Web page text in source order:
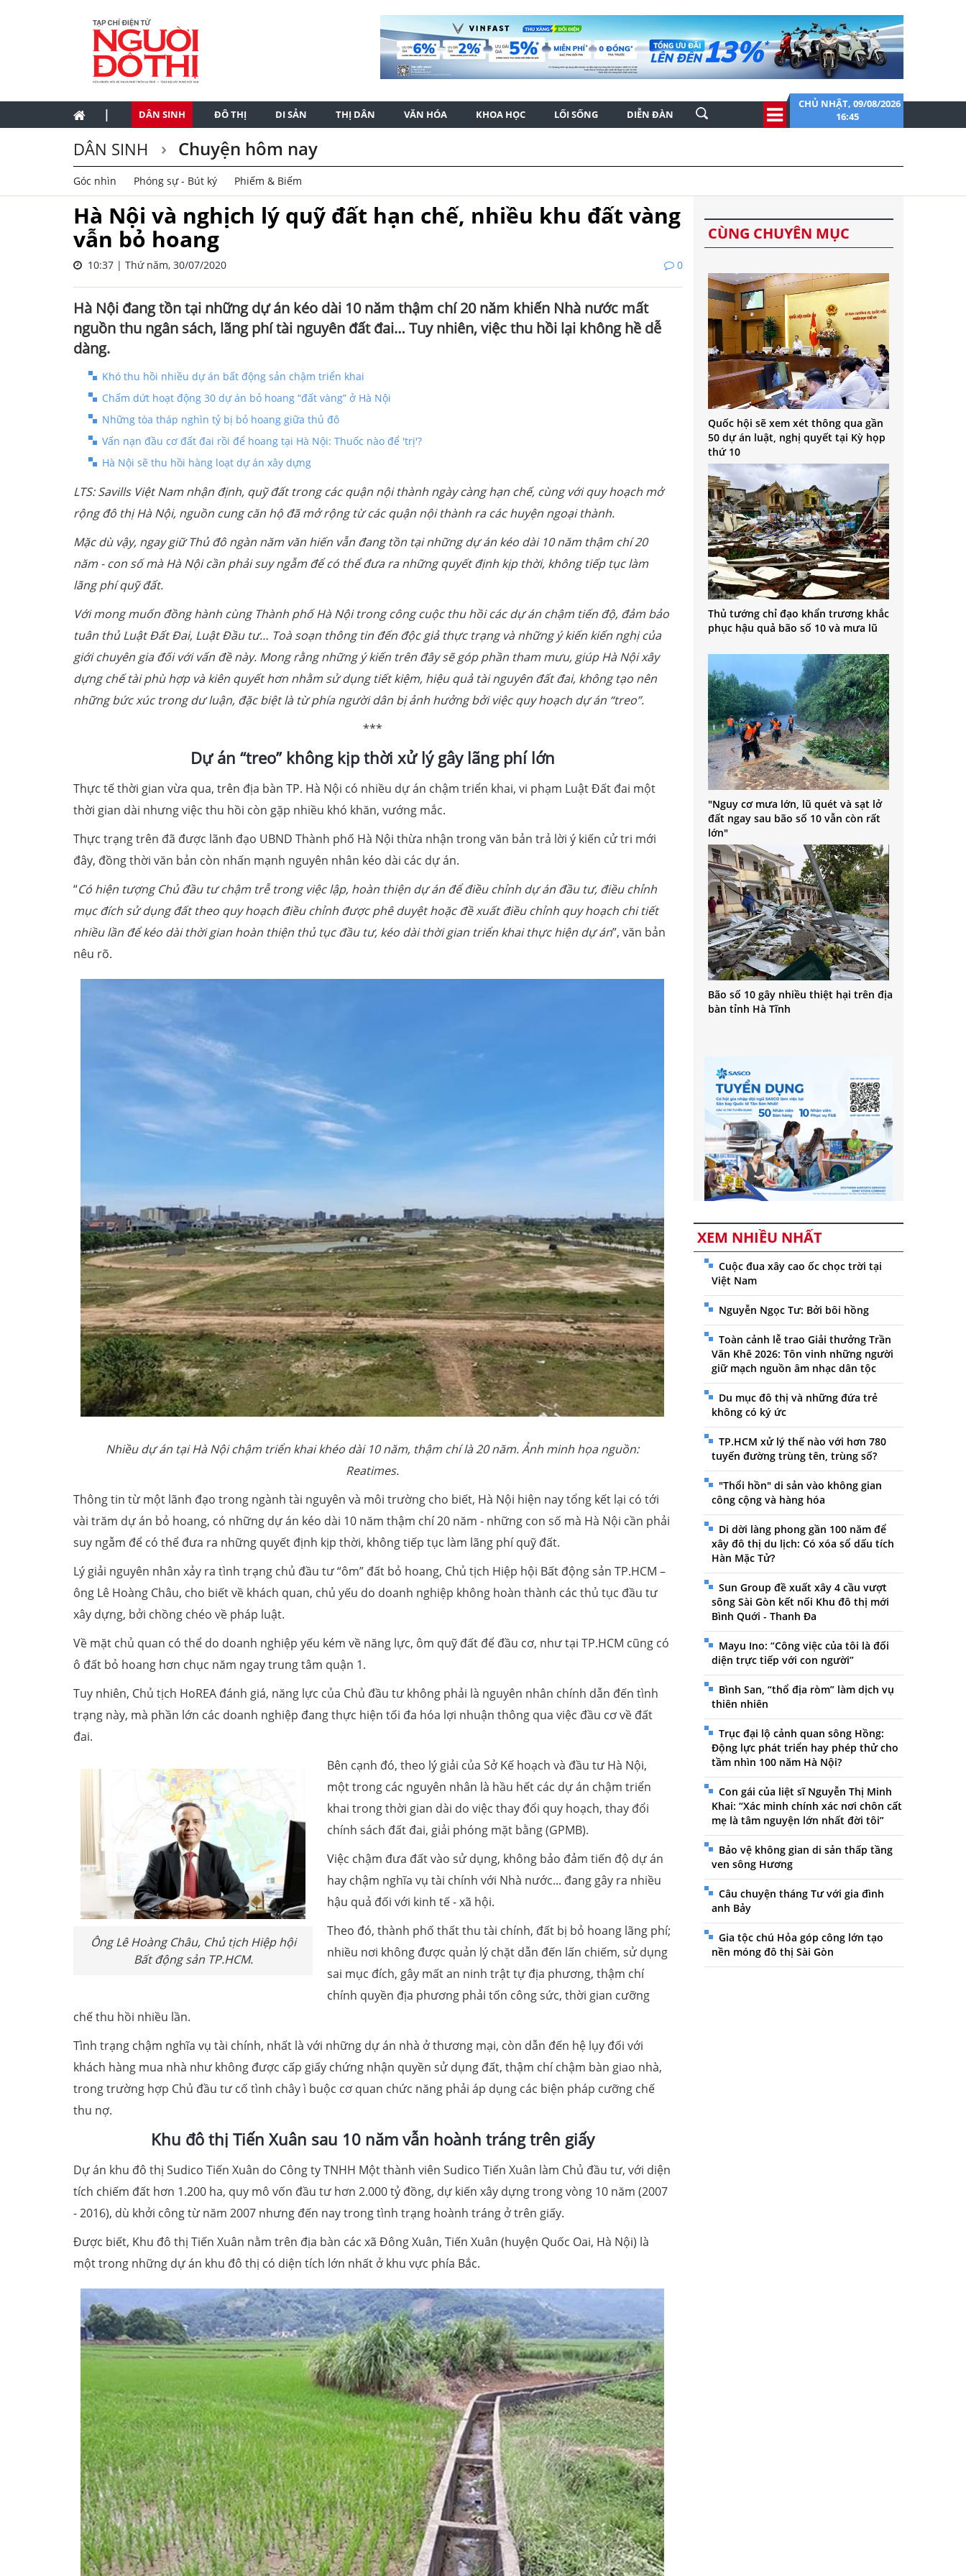
| DÂN SINH ĐÔ THỊ DI SẢN THỊ DÂN VĂN HÓA KHOA HỌC LỐI SỐNG DIỄN ĐÀN
CHỦ NHẬT, 09/08/2026
16:45
DÂN SINH Chuyện hôm nay
Góc nhìn Phóng sự - Bút ký Phiếm & Biếm
Hà Nội và nghịch lý quỹ đất hạn chế, nhiều khu đất vàng
vẫn bỏ hoang
10:37 | Thứ năm, 30/07/2020 0
Hà Nội đang tồn tại những dự án kéo dài 10 năm thậm chí 20 năm khiến Nhà nước mất
nguồn thu ngân sách, lãng phí tài nguyên đất đai… Tuy nhiên, việc thu hồi lại không hề dễ
dàng.
Khó thu hồi nhiều dự án bất động sản chậm triển khai
Chấm dứt hoạt động 30 dự án bỏ hoang “đất vàng” ở Hà Nội
Những tòa tháp nghìn tỷ bị bỏ hoang giữa thủ đô
Vấn nạn đầu cơ đất đai rồi để hoang tại Hà Nội: Thuốc nào để 'trị'?
Hà Nội sẽ thu hồi hàng loạt dự án xây dựng
LTS: Savills Việt Nam nhận định, quỹ đất trong các quận nội thành ngày càng hạn chế, cùng với quy hoạch mở
rộng đô thị Hà Nội, nguồn cung căn hộ đã mở rộng từ các quận nội thành ra các huyện ngoại thành.
Mặc dù vậy, ngay giữ Thủ đô ngàn năm văn hiến vẫn đang tồn tại những dự án kéo dài 10 năm thậm chí 20
năm - con số mà Hà Nội cần phải suy ngẫm để có thể đưa ra những quyết định kịp thời, không tiếp tục làm
lãng phí quỹ đất.
Với mong muốn đồng hành cùng Thành phố Hà Nội trong công cuộc thu hồi các dự án chậm tiến độ, đảm bảo
tuân thủ Luật Đất Đai, Luật Đầu tư… Toà soạn thông tin đến độc giả thực trạng và những ý kiến kiến nghị của
giới chuyên gia đối với vấn đề này. Mong rằng những ý kiến trên đây sẽ góp phần tham mưu, giúp Hà Nội xây
dựng chế tài phù hợp và kiên quyết hơn nhằm sử dụng tiết kiệm, hiệu quả tài nguyên đất đai, không tạo nên
những bức xúc trong dư luận, đặc biệt là từ phía người dân bị ảnh hưởng bởi việc quy hoạch dự án “treo”.
***
Dự án “treo” không kịp thời xử lý gây lãng phí lớn
Thực tế thời gian vừa qua, trên địa bàn TP. Hà Nội có nhiều dự án chậm triển khai, vi phạm Luật Đất đai một
thời gian dài nhưng việc thu hồi còn gặp nhiều khó khăn, vướng mắc.
Thực trạng trên đã được lãnh đạo UBND Thành phố Hà Nội thừa nhận trong văn bản trả lời ý kiến cử tri mới
đây, đồng thời văn bản còn nhấn mạnh nguyên nhân kéo dài các dự án.
“Có hiện tượng Chủ đầu tư chậm trễ trong việc lập, hoàn thiện dự án để điều chỉnh dự án đầu tư, điều chỉnh
mục đích sử dụng đất theo quy hoạch điều chỉnh được phê duyệt hoặc đề xuất điều chỉnh quy hoạch chi tiết
nhiều lần để kéo dài thời gian hoàn thiện thủ tục đầu tư, kéo dài thời gian triển khai thực hiện dự án”, văn bản
nêu rõ.
Nhiều dự án tại Hà Nội chậm triển khai khéo dài 10 năm, thậm chí là 20 năm. Ảnh minh họa nguồn:
Reatimes.
Thông tin từ một lãnh đạo trong ngành tài nguyên và môi trường cho biết, Hà Nội hiện nay tổng kết lại có tới
vài trăm dự án bỏ hoang, có những dự án kéo dài 10 năm thậm chí 20 năm - những con số mà Hà Nội cần phải
suy ngẫm để có thể đưa ra những quyết định kịp thời, không tiếp tục làm lãng phí quỹ đất.
Lý giải nguyên nhân xảy ra tình trạng chủ đầu tư “ôm” đất bỏ hoang, Chủ tịch Hiệp hội Bất động sản TP.HCM –
ông Lê Hoàng Châu, cho biết về khách quan, chủ yếu do doanh nghiệp không hoàn thành các thủ tục đầu tư
xây dựng, bởi chồng chéo về pháp luật.
Về mặt chủ quan có thể do doanh nghiệp yếu kém về năng lực, ôm quỹ đất để đầu cơ, như tại TP.HCM cũng có
ô đất bỏ hoang hơn chục năm ngay trung tâm quận 1.
Tuy nhiên, Chủ tịch HoREA đánh giá, năng lực của Chủ đầu tư không phải là nguyên nhân chính dẫn đến tình
trạng này, mà phần lớn các doanh nghiệp đang thực hiện tối đa hóa lợi nhuận thông qua việc đầu cơ về đất
đai.
Ông Lê Hoàng Châu, Chủ tịch Hiệp hội
Bất động sản TP.HCM.
Bên cạnh đó, theo lý giải của Sở Kế hoạch và đầu tư Hà Nội,
một trong các nguyên nhân là hầu hết các dự án chậm triển
khai trong thời gian dài do việc thay đổi quy hoạch, thay đổi
chính sách đất đai, giải phóng mặt bằng (GPMB).
Việc chậm đưa đất vào sử dụng, không bảo đảm tiến độ dự án
hay chậm nghĩa vụ tài chính với Nhà nước... đang gây ra nhiều
hậu quả đối với kinh tế - xã hội.
Theo đó, thành phố thất thu tài chính, đất bị bỏ hoang lãng phí;
nhiều nơi không được quản lý chặt dẫn đến lấn chiếm, sử dụng
sai mục đích, gây mất an ninh trật tự địa phương, thậm chí
chính quyền địa phương phải tốn công sức, thời gian cưỡng
chế thu hồi nhiều lần.
Tình trạng chậm nghĩa vụ tài chính, nhất là với những dự án nhà ở thương mại, còn dẫn đến hệ lụy đối với
khách hàng mua nhà như không được cấp giấy chứng nhận quyền sử dụng đất, thậm chí chậm bàn giao nhà,
trong trường hợp Chủ đầu tư cố tình chây ì buộc cơ quan chức năng phải áp dụng các biện pháp cưỡng chế
thu nợ.
Khu đô thị Tiến Xuân sau 10 năm vẫn hoành tráng trên giấy
Dự án khu đô thị Sudico Tiến Xuân do Công ty TNHH Một thành viên Sudico Tiến Xuân làm Chủ đầu tư, với diện
tích chiếm đất hơn 1.200 ha, quy mô vốn đầu tư hơn 2.000 tỷ đồng, dự kiến xây dựng trong vòng 10 năm (2007
- 2016), dù khởi công từ năm 2007 nhưng đến nay trong tình trạng hoành tráng ở trên giấy.
Được biết, Khu đô thị Tiến Xuân nằm trên địa bàn các xã Đông Xuân, Tiến Xuân (huyện Quốc Oai, Hà Nội) là
một trong những dự án khu đô thị có diện tích lớn nhất ở khu vực phía Bắc.
CÙNG CHUYÊN MỤC
Quốc hội sẽ xem xét thông qua gần
50 dự án luật, nghị quyết tại Kỳ họp
thứ 10
Thủ tướng chỉ đạo khẩn trương khắc
phục hậu quả bão số 10 và mưa lũ
"Nguy cơ mưa lớn, lũ quét và sạt lở
đất ngay sau bão số 10 vẫn còn rất
lớn"
Bão số 10 gây nhiều thiệt hại trên địa
bàn tỉnh Hà Tĩnh
XEM NHIỀU NHẤT
Cuộc đua xây cao ốc chọc trời tại
Việt Nam
Nguyễn Ngọc Tư: Bởi bôi hồng
Toàn cảnh lễ trao Giải thưởng Trần
Văn Khê 2026: Tôn vinh những người
giữ mạch nguồn âm nhạc dân tộc
Du mục đô thị và những đứa trẻ
không có ký ức
TP.HCM xử lý thế nào với hơn 780
tuyến đường trùng tên, trùng số?
"Thổi hồn" di sản vào không gian
công cộng và hàng hóa
Di dời làng phong gần 100 năm để
xây đô thị du lịch: Có xóa sổ dấu tích
Hàn Mặc Tử?
Sun Group đề xuất xây 4 cầu vượt
sông Sài Gòn kết nối Khu đô thị mới
Bình Quới - Thanh Đa
Mayu Ino: “Công việc của tôi là đối
diện trực tiếp với con người”
Bình San, “thổ địa ròm” làm dịch vụ
thiên nhiên
Trục đại lộ cảnh quan sông Hồng:
Động lực phát triển hay phép thử cho
tầm nhìn 100 năm Hà Nội?
Con gái của liệt sĩ Nguyễn Thị Minh
Khai: “Xác minh chính xác nơi chôn cất
mẹ là tâm nguyện lớn nhất đời tôi”
Bảo vệ không gian di sản thấp tầng
ven sông Hương
Câu chuyện tháng Tư với gia đình
anh Bảy
Gia tộc chú Hỏa góp công lớn tạo
nền móng đô thị Sài Gòn